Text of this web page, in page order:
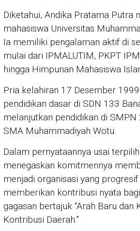
Diketahui, Andika Pratama Putra
mahasiswa Universitas
Ia memiliki pengalaman aktif di
mulai dari IPMALUTIM, PKPT
hingga Himpunan Mahasiswa
Pria kelahiran 17 Desember
pendidikan dasar di SDN 133
melanjutkan pendidikan di
SMA Muhammadiyah Wotu.
Dalam pernyataannya usai
menegaskan komitmennya
menjadi organisasi yang
memberikan kontribusi nyata
gagasan bertajuk “Arah Baru dan
Kontribusi Daerah.”